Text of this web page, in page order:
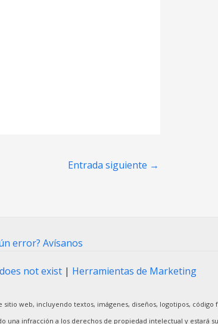
Entrada siguiente →
error? Avísanos
not exist | Herramientas de Marketing
web, incluyendo textos, imágenes, diseños, logotipos,
infracción a los derechos de propiedad intelectual y estará